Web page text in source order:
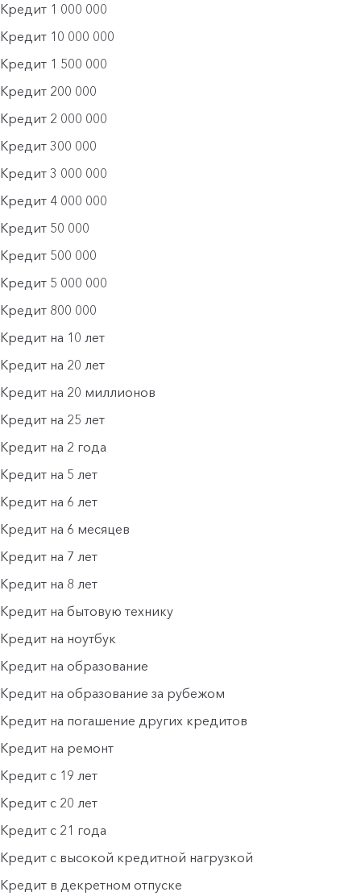
Кредит 1 000 000
Кредит 10 000 000
Кредит 1 500 000
Кредит 200 000
Кредит 2 000 000
Кредит 300 000
Кредит 3 000 000
Кредит 4 000 000
Кредит 50 000
Кредит 500 000
Кредит 5 000 000
Кредит 800 000
Кредит на 10 лет
Кредит на 20 лет
Кредит на 20 миллионов
Кредит на 25 лет
Кредит на 2 года
Кредит на 5 лет
Кредит на 6 лет
Кредит на 6 месяцев
Кредит на 7 лет
Кредит на 8 лет
Кредит на бытовую технику
Кредит на ноутбук
Кредит на образование
Кредит на образование за рубежом
Кредит на погашение других кредитов
Кредит на ремонт
Кредит с 19 лет
Кредит с 20 лет
Кредит с 21 года
Кредит с высокой кредитной нагрузкой
Кредит в декретном отпуске